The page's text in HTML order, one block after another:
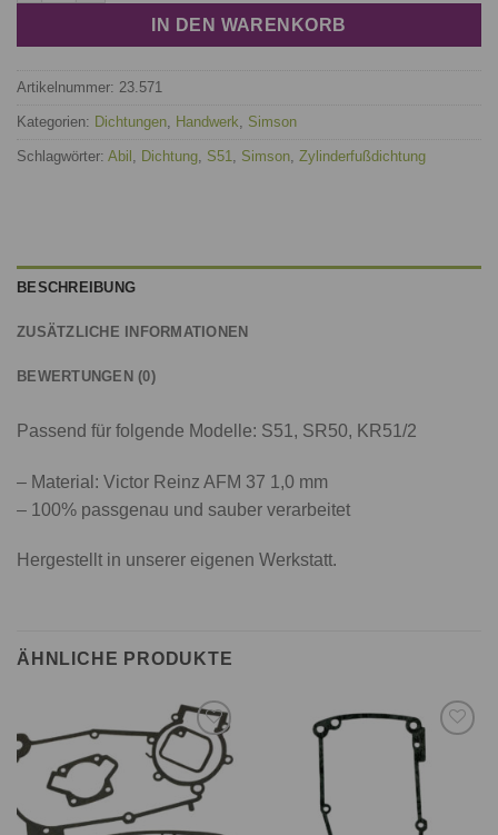
IN DEN WARENKORB
Artikelnummer: 23.571
Kategorien: Dichtungen Handwerk Simson
Schlagwörter: Abil Dichtung S51 Simson Zylinderfußdichtung
BESCHREIBUNG
ZUSÄTZLICHE INFORMATIONEN
BEWERTUNGEN (0)
Passend für folgende Modelle: S51, SR50, KR51/2
– Material: Victor Reinz AFM 37 1,0 mm
– 100% passgenau und sauber verarbeitet
Hergestellt in unserer eigenen Werkstatt.
ÄHNLICHE PRODUKTE
Auf die
Wunschliste
Auf die
Wunschliste